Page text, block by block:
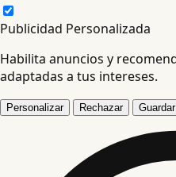
Publicidad Personalizada
Habilita anuncios y
adaptadas a tus intereses.
Personalizar Rechazar